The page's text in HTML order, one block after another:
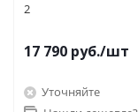
2
17 790 руб./шт
Уточняйте